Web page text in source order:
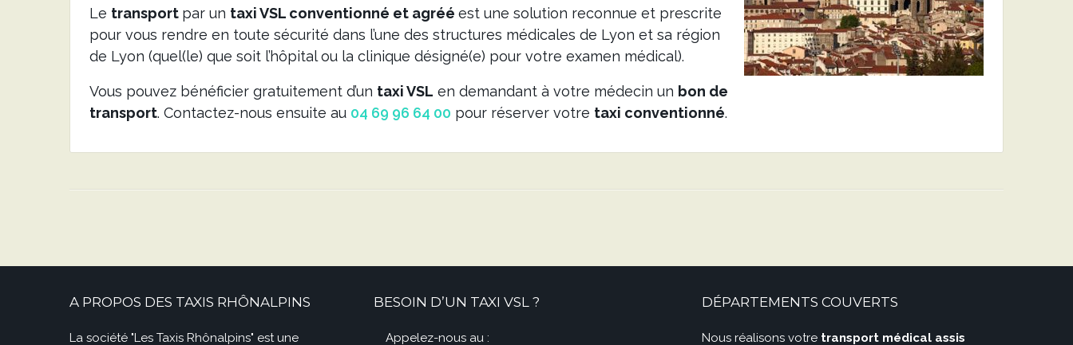
Le transport par un taxi VSL conventionné et agréé est une solution reconnue et prescrite
pour vous rendre en toute sécurité dans l’une des structures médicales de Lyon et sa région
de Lyon (quel(le) que soit l’hôpital ou la clinique désigné(e) pour votre examen médical).
Vous pouvez bénéficier gratuitement d’un taxi VSL en demandant à votre médecin un bon de
transport. Contactez-nous ensuite au 04 69 96 64 00 pour réserver votre taxi conventionné.
A PROPOS DES TAXIS RHÔNALPINS
La société "Les Taxis Rhônalpins" est une
BESOIN D’UN TAXI VSL ?
Appelez-nous au :
DÉPARTEMENTS COUVERTS
Nous réalisons votre transport médical assis